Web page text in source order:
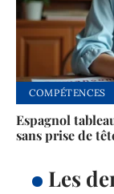
COMPÉTENCES
Espagnol
sans prise de
Les